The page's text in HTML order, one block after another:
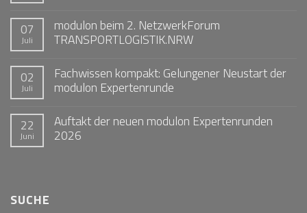
07
Juli
modulon beim 2. NetzwerkForum
TRANSPORTLOGISTIK.NRW
02
Juli
Fachwissen kompakt: Gelungener Neustart der
modulon Expertenrunde
22
Juni
Auftakt der neuen modulon Expertenrunden
2026
SUCHE